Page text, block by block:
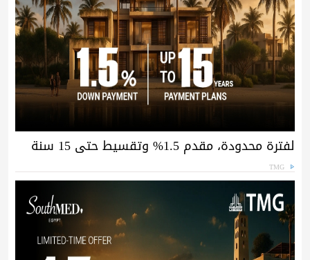
لفترة محدودة، مقدم 1.5% وتقسيط حتى 15 سنة
TMG